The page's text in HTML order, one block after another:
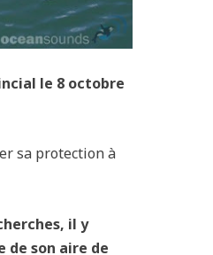
le 8 octobre
sa protection à
il y
de son aire de